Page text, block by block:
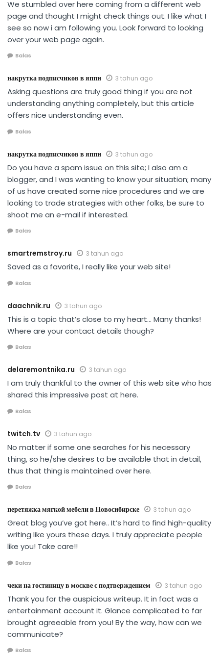
We stumbled over here coming from a different web
page and thought I might check things out. I like what I
see so now i am following you. Look forward to looking
over your web page again.
Balas
накрутка подписчиков в яппи 3 tahun ago
Asking questions are truly good thing if you are not
understanding anything completely, but this article
offers nice understanding even.
Balas
накрутка подписчиков в яппи 3 tahun ago
Do you have a spam issue on this site; I also am a
blogger, and I was wanting to know your situation; many
of us have created some nice procedures and we are
looking to trade strategies with other folks, be sure to
shoot me an e-mail if interested.
Balas
smartremstroy.ru 3 tahun ago
Saved as a favorite, I really like your web site!
Balas
daachnik.ru 3 tahun ago
This is a topic that’s close to my heart… Many thanks!
Where are your contact details though?
Balas
delaremontnika.ru 3 tahun ago
I am truly thankful to the owner of this web site who has
shared this impressive post at here.
Balas
twitch.tv 3 tahun ago
No matter if some one searches for his necessary
thing, so he/she desires to be available that in detail,
thus that thing is maintained over here.
Balas
перетяжка мягкой мебели в Новосибирске 3 tahun ago
Great blog you’ve got here.. It’s hard to find high-quality
writing like yours these days. I truly appreciate people
like you! Take care!!
Balas
чеки на гостиницу в москве с подтверждением 3 tahun ago
Thank you for the auspicious writeup. It in fact was a
entertainment account it. Glance complicated to far
brought agreeable from you! By the way, how can we
communicate?
Balas